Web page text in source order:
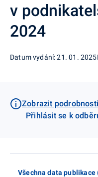
v
2024
Datum vydání: 21. 01. 2025
Zobrazit
Přihlásit se k
Všechna data publikace